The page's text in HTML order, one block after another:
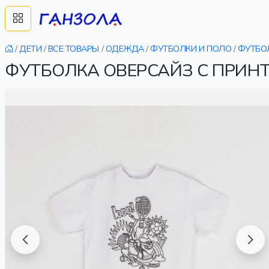
/ДЕТИ /ВСЕ ТОВАРЫ /ОДЕЖДА/ФУТБОЛКИ И ПОЛО /
ФУТБОЛКА ОВЕРСАЙЗ С